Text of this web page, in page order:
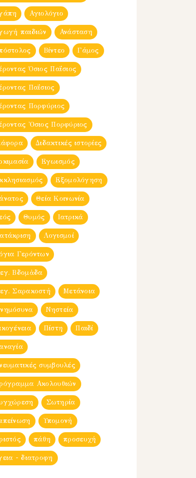
Αγιολόγιο
παιδιών Ανάσταση
Βίντεο Γάμος
Όσιος Παΐσιος
Παΐσιος
Πορφύριος
Ὀσιος Πορφύριος
Διδακτικές ιστορίες
Εγωισμός
Εξομολόγηση
Θεία Κοινωνία
Θυμός Ιατρικά
Λογισμοί
Γερόντων
Βδομἀδα
Σαρακοστή Μετάνοια
Νηστεία
Πίστη Παιδί
συμβουλές
Ακολουθιών
Σωτηρία
Υπομονή
πάθη προσευχή
- διατροφη